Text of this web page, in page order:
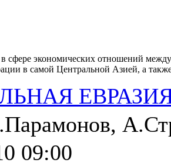
сфере экономических отношений
в самой Центральной Азией, а
09:00